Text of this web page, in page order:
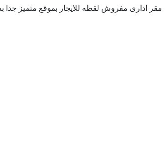
مقر ادارى مفروش لقطه للايجار بموقع متميز